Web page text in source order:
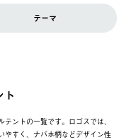
テーマ
ト
ントの一覧です。ロゴスでは、
やすく、ナバホ柄などデザイン性